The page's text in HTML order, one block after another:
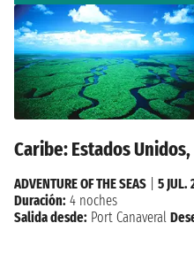
Caribe: Estados
ADVENTURE OF THE SEAS
5 JUL.
Duración: 4 noches
Salida desde: Port Canaveral